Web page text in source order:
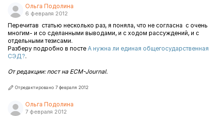
Ольга Подолина
6 февраля 2012
Перечитав статью несколько раз, я поняла, что не согласна с очень
многим- и со сделанными выводами, и с ходом рассуждений, и с
отдельными тезисами.
Разберу подробно в посте А нужна ли единая общегосударственная
СЭД?.
От редакции: пост на ECM-Journal.
Отредактировано 7 февраля 2012
Ольга Подолина
7 февраля 2012